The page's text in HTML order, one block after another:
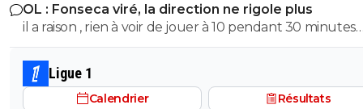
OL : Fonseca viré, la direction ne rigole plus
il a raison , rien à voir de jouer à 10 pendant 30 minutes
quand ton soucis est de ne pas encaisser de but, ou
à 10, 70 minutes et que tu dois marquer des buts
Ligue 1
Calendrier Résultats